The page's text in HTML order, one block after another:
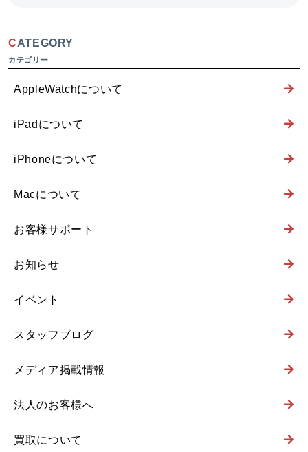
CATEGORY
AppleWatchについて
iPadについて
iPhoneについて
Macについて
お客様サポート
お知らせ
イベント
スタッフブログ
メディア掲載情報
法人のお客様へ
買取について